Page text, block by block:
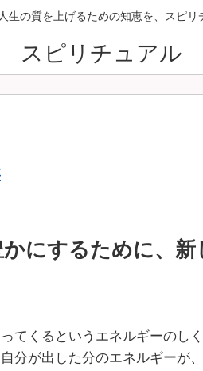
人生の質を上げるための知恵を、スピ
スピリチュアル
にするために、新
てくるというエネルギーのし
分が出した分のエネルギーが